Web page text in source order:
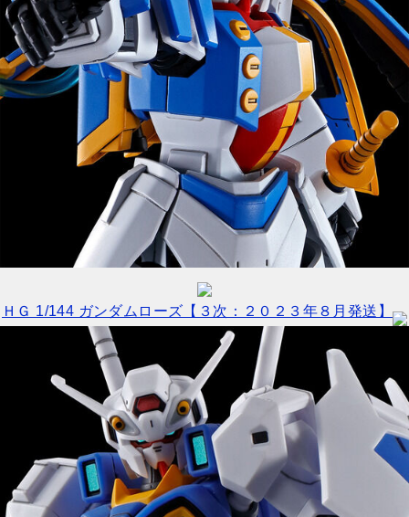
ＨＧ 1/144 ガンダムローズ【３次：２０２３年８月発送】